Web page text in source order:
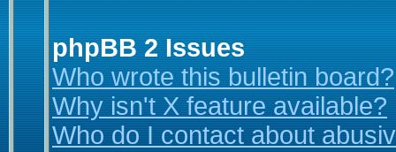
phpBB 2 Issues
Who wrote this bulletin board?
Why isn't X feature available?
Who do I contact about